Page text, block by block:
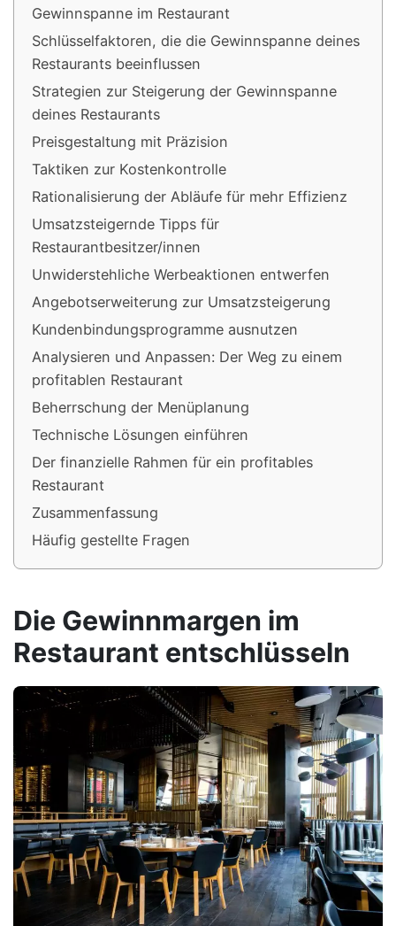
Gewinnspanne im Restaurant
Schlüsselfaktoren, die die Gewinnspanne deines
Restaurants beeinflussen
Strategien zur Steigerung der Gewinnspanne
deines Restaurants
Preisgestaltung mit Präzision
Taktiken zur Kostenkontrolle
Rationalisierung der Abläufe für mehr Effizienz
Umsatzsteigernde Tipps für
Restaurantbesitzer/innen
Unwiderstehliche Werbeaktionen entwerfen
Angebotserweiterung zur Umsatzsteigerung
Kundenbindungsprogramme ausnutzen
Analysieren und Anpassen: Der Weg zu einem
profitablen Restaurant
Beherrschung der Menüplanung
Technische Lösungen einführen
Der finanzielle Rahmen für ein profitables
Restaurant
Zusammenfassung
Häufig gestellte Fragen
Die Gewinnmargen im
Restaurant entschlüsseln